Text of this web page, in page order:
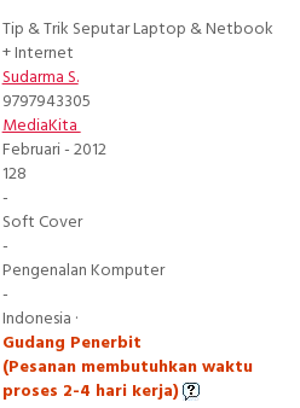
Tip & Trik Seputar Laptop & Netbook
+ Internet
Sudarma S.
9797943305
MediaKita
Februari - 2012
128
-
Soft Cover
-
Pengenalan Komputer
-
Indonesia ·
Gudang Penerbit
(Pesanan membutuhkan waktu
proses 2-4 hari kerja)